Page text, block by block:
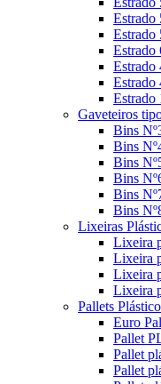
Estrado
Estrado
Estrado
Estrado
Estrado
Estrado
Gaveteiros
Bins
Bins
Bins
Bins
Bins
Bins
Lixeiras
Lixeira
Lixeira
Lixeira
Lixeira
Pallets
Euro
Pallet
Pallet
Pallet